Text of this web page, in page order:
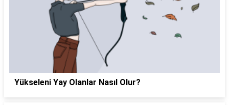
Yükseleni Yay Olanlar Nasıl Olur?